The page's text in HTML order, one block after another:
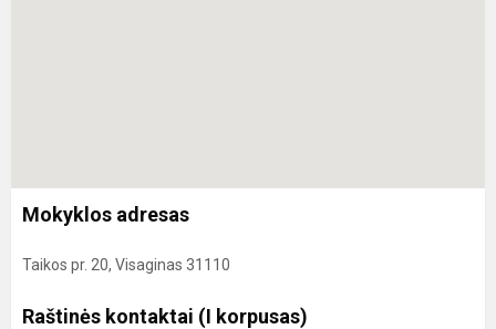
Mokyklos adresas
Taikos pr. 20, Visaginas 31110
Raštinės kontaktai (I korpusas)